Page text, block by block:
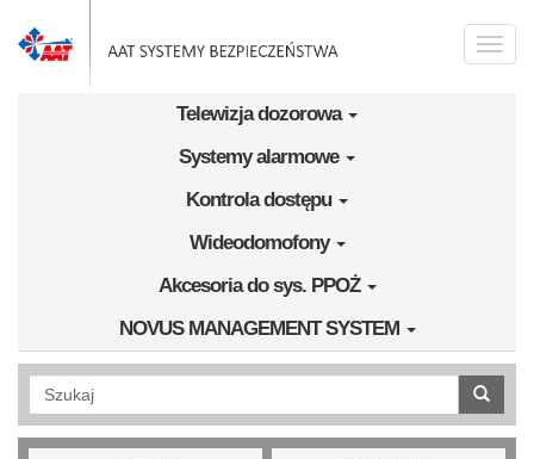
Toggle
Telewizja dozorowa
Systemy alarmowe
Kontrola dostępu
Wideodomofony
Akcesoria do sys. PPOŻ
NOVUS MANAGEMENT SYSTEM
Wyszukiwanie pełnotekstowe